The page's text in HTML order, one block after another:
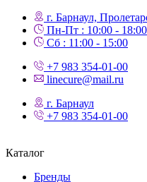
г. Барнаул,
Пн-Пт : 10:00 - 18:00
Сб : 11:00 - 15:00
+7 983 354-01-00
linecure@mail.ru
г. Барнаул
+7 983 354-01-00
Каталог
Бренды